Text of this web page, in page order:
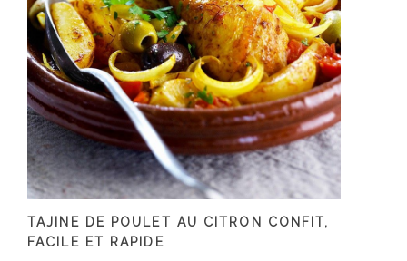
TAJINE DE POULET AU CITRON CONFIT,
FACILE ET RAPIDE